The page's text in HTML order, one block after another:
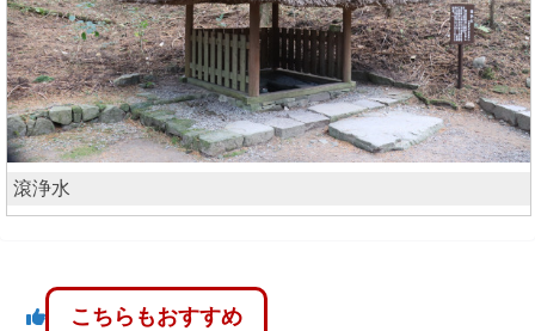
滾浄水
こちらもおすすめ